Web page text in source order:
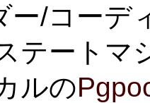
ー/コーデ
テートマ
ルの